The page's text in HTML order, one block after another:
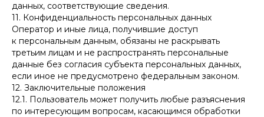
данных, соответствующие сведения.
11. Конфиденциальность персональных данных
Оператор и иные лица, получившие доступ
к персональным данным, обязаны не раскрывать
третьим лицам и не распространять персональные
данные без согласия субъекта персональных данных,
если иное не предусмотрено федеральным законом.
12. Заключительные положения
12.1. Пользователь может получить любые разъяснения
по интересующим вопросам, касающимся обработки